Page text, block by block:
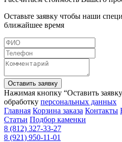
Оставьте заявку чтобы наши
ближайшее время
Оставить заявку
Нажимая кнопку “Оставить
обработку персональных данных
Главная Корзина заказа Контакты
Статьи Подбор каменки
8 (812) 327-33-27
8 (921) 950-11-01